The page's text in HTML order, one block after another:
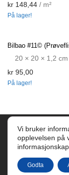
kr 148,44 / m²
På lager!
Bilbao #11©
20 × 20 × 1,2 cm
kr 95,00
På lager!
© 2026
+47 900
Vi bruker
opplevelsen på
Godta